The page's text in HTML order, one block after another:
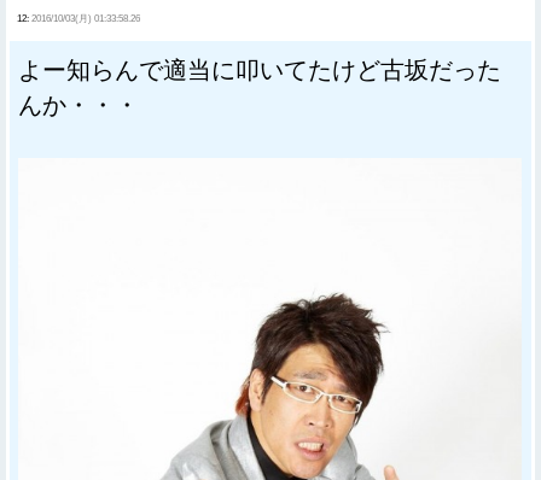
12: 2016/10/03(月) 01:33:58.26
よー知らんで適当に叩いてたけど古坂だった
んか・・・